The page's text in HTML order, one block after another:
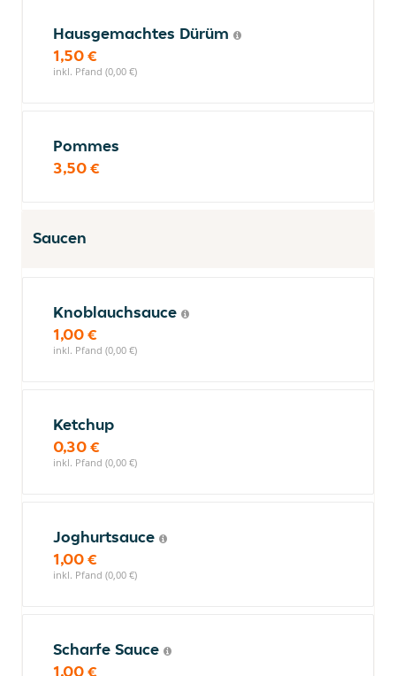
Hausgemachtes Dürüm
1,50 €
inkl. Pfand (0,00 €)
Pommes
3,50 €
Saucen
Knoblauchsauce
1,00 €
inkl. Pfand (0,00 €)
Ketchup
0,30 €
inkl. Pfand (0,00 €)
Joghurtsauce
1,00 €
inkl. Pfand (0,00 €)
Scharfe Sauce
1,00 €